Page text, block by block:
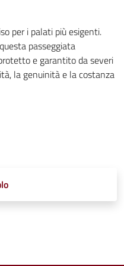
per i palati più esigenti.
passeggiata
e garantito da severi
la genuinità e la costanza